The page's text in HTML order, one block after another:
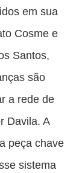
em sua
Cosme e
Santos,
são
a rede de
Davila. A
peça chave
sistema